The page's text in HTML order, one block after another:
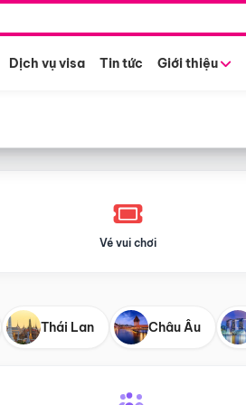
Dịch vụ visa Tin tức Giới thiệu
Vé vui chơi
Thái Lan Châu Âu